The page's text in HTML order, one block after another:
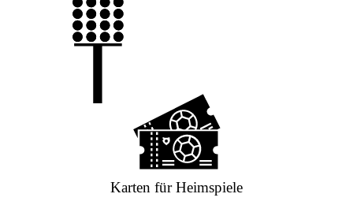
Karten für Heimspiele